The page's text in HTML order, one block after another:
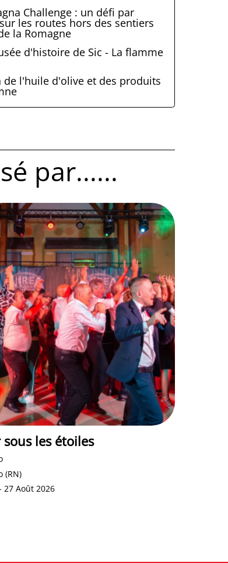
Challenge : un défi par
les routes hors des sentiers
la Romagne
d'histoire de Sic - La flamme
de l'huile d'olive et des produits
par......
sous les étoiles
(RN)
27 Août 2026